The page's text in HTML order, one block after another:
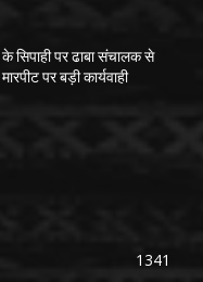
सिपाही पर ढाबा संचालक से
पर बड़ी कार्यवाही
1341